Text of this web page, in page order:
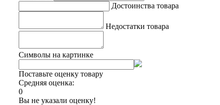
Достоинства товара
Недостатки товара
Символы на картинке
Поставьте оценку товару
Средняя оценка:
0
Вы не указали оценку!